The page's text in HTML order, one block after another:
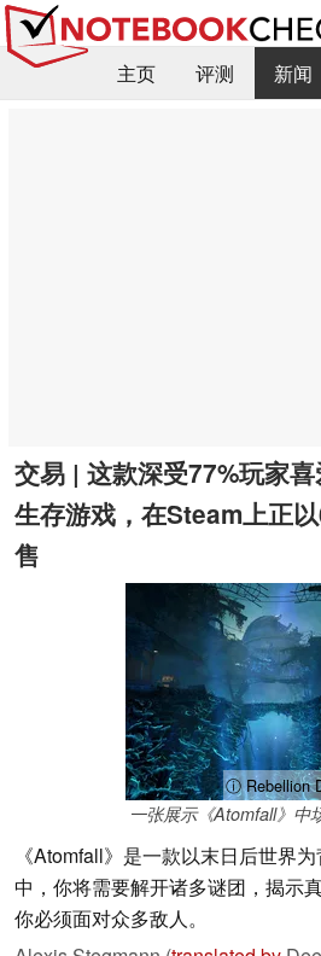
主页 评测
新闻
交易 | 这款深受77%玩家
生存游戏，在Steam上正
售
ⓘ Rebellion
一张展示《Atomfall》中
《Atomfall》是一款以末日后世界
中，你将需要解开诸多谜团，揭示
你必须面对众多敌人。